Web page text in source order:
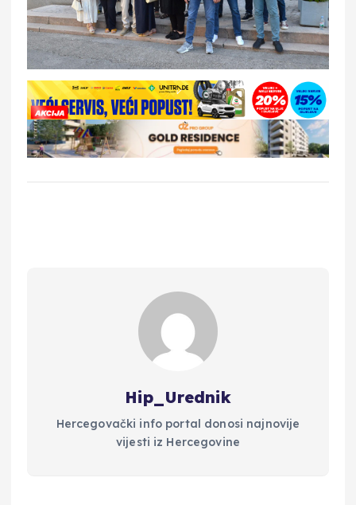
Hip_Urednik
Hercegovački info portal donosi najnovije
vijesti iz Hercegovine